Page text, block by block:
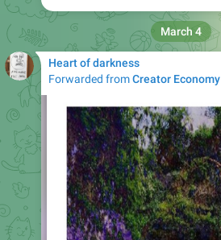
Heart of darkness
Forwarded fromCreator Economy
March 4